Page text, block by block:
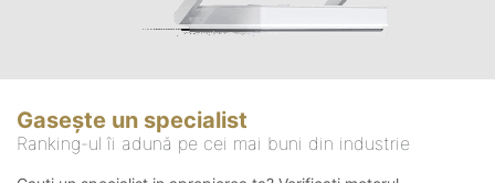
Gasește un specialist
Ranking-ul îi adună pe cei mai buni din industrie